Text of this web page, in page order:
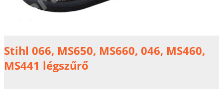
Stihl 066, MS650, MS660, 046, MS460,
MS441 légszűrő